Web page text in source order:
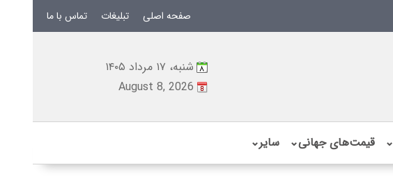
صفحه اصلی تبلیغات تماس با ما
شنبه، ۱۷ مرداد ۱۴۰۵
August 8, 2026
⌄ قیمت‌های جهانی⌄ سایر⌄